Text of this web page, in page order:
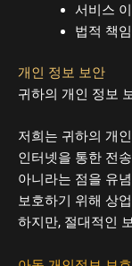
서비스
법적 책
개인 정보 보안
귀하의 개인 정보
저희는 귀하의 개
인터넷을 통한 전
아니라는 점을 유
보호하기 위해 상
하지만, 절대적인